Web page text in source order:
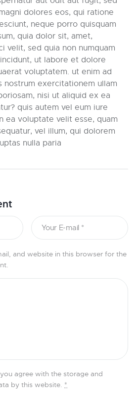
dolores eos, qui ratione
neque porro quisquam
quia dolor sit, amet,
velit, sed quia non numquam
ut labore et dolore
voluptatem. ut enim ad
nostrum exercitationem ullam
nisi ut aliquid ex ea
quis autem vel eum iure
ea voluptate velit esse, quam
vel illum, qui dolorem
nulla paria
and website in this browser for the
agree with the storage and
by this website. *